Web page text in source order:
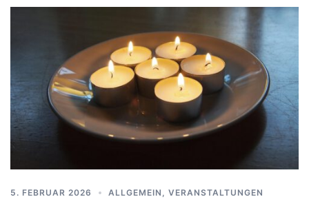
5. FEBRUAR 2026 ALLGEMEIN VERANSTALTUNGEN